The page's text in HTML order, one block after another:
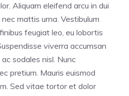
Aliquam eleifend arcu in dui
mattis urna. Vestibulum
feugiat leo, eu lobortis
viverra accumsan
sodales nisl. Nunc
pretium. Mauris euismod
Sed vitae tortor et dolor